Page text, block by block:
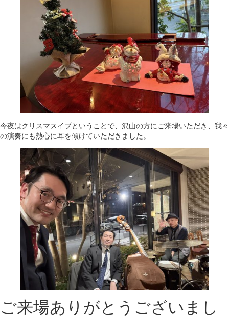
今夜はクリスマスイブということで、沢山の方にご来場いただき、我々
の演奏にも熱心に耳を傾けていただきました。
ご来場ありがとうございまし